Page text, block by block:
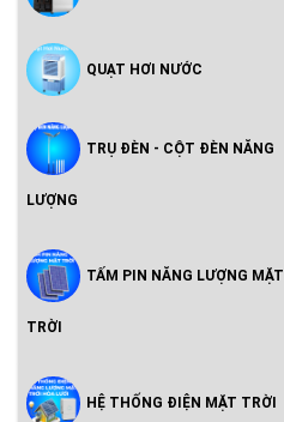
QUẠT HƠI NƯỚC
TRỤ ĐÈN - CỘT ĐÈN NĂNG
LƯỢNG
TẤM PIN NĂNG LƯỢNG MẶT
TRỜI
HỆ THỐNG ĐIỆN MẶT TRỜI